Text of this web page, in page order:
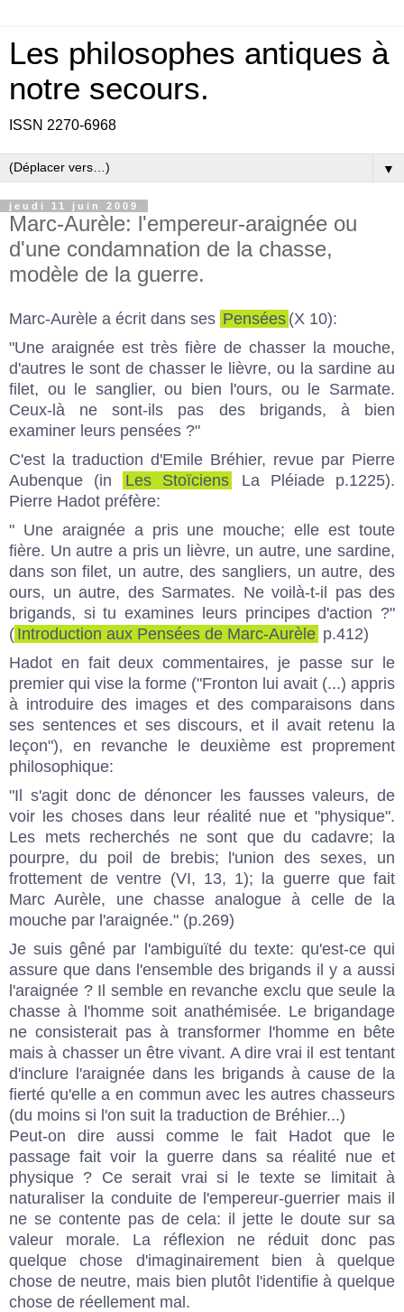
Les philosophes antiques à
notre secours.
ISSN 2270-6968
▼
jeudi 11 juin 2009
Marc-Aurèle: l'empereur-araignée ou
d'une condamnation de la chasse,
modèle de la guerre.
Marc-Aurèle a écrit dans ses Pensées (X 10):
"Une araignée est très fière de chasser la mouche,
d'autres le sont de chasser le lièvre, ou la sardine au
filet, ou le sanglier, ou bien l'ours, ou le Sarmate.
Ceux-là ne sont-ils pas des brigands, à bien
examiner leurs pensées ?"
C'est la traduction d'Emile Bréhier, revue par Pierre
Aubenque (in
Les Stoïciens
La Pléiade p.1225).
Pierre Hadot préfère:
" Une araignée a pris une mouche; elle est toute
fière. Un autre a pris un lièvre, un autre, une sardine,
dans son filet, un autre, des sangliers, un autre, des
ours, un autre, des Sarmates. Ne voilà-t-il pas des
brigands, si tu examines leurs principes d'action ?"
( Introduction aux Pensées de Marc-Aurèle p.412)
Hadot en fait deux commentaires, je passe sur le
premier qui vise la forme ("Fronton lui avait (...) appris
à introduire des images et des comparaisons dans
ses sentences et ses discours, et il avait retenu la
leçon"), en revanche le deuxième est proprement
philosophique:
"Il s'agit donc de dénoncer les fausses valeurs, de
voir les choses dans leur réalité nue et "physique".
Les mets recherchés ne sont que du cadavre; la
pourpre, du poil de brebis; l'union des sexes, un
frottement de ventre (VI, 13, 1); la guerre que fait
Marc Aurèle, une chasse analogue à celle de la
mouche par l'araignée." (p.269)
Je suis gêné par l'ambiguïté du texte: qu'est-ce qui
assure que dans l'ensemble des brigands il y a aussi
l'araignée ? Il semble en revanche exclu que seule la
chasse à l'homme soit anathémisée. Le brigandage
ne consisterait pas à transformer l'homme en bête
mais à chasser un être vivant. A dire vrai il est tentant
d'inclure l'araignée dans les brigands à cause de la
fierté qu'elle a en commun avec les autres chasseurs
(du moins si l'on suit la traduction de Bréhier...)
Peut-on dire aussi comme le fait Hadot que le
passage fait voir la guerre dans sa réalité nue et
physique ? Ce serait vrai si le texte se limitait à
naturaliser la conduite de l'empereur-guerrier mais il
ne se contente pas de cela: il jette le doute sur sa
valeur morale. La réflexion ne réduit donc pas
quelque chose d'imaginairement bien à quelque
chose de neutre, mais bien plutôt l'identifie à quelque
chose de réellement mal.